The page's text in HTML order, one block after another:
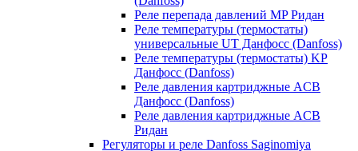
Реле перепада давлений MP Ридан
Реле температуры (термостаты)
универсальные UT Данфосс (Danfoss)
Реле температуры (термостаты) KP
Данфосс (Danfoss)
Реле давления картриджные ACB
Данфосс (Danfoss)
Реле давления картриджные ACB
Ридан
Регуляторы и реле Danfoss Saginomiya